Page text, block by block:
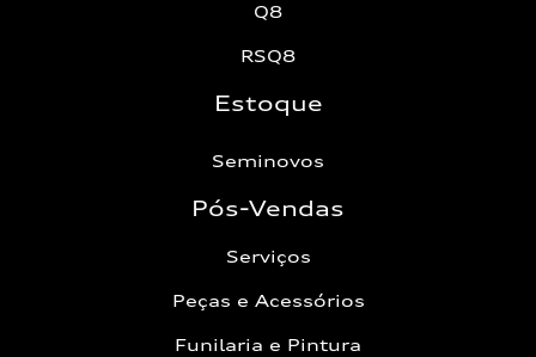
Q8
RSQ8
Estoque
Seminovos
Pós-Vendas
Serviços
Peças e Acessórios
Funilaria e Pintura